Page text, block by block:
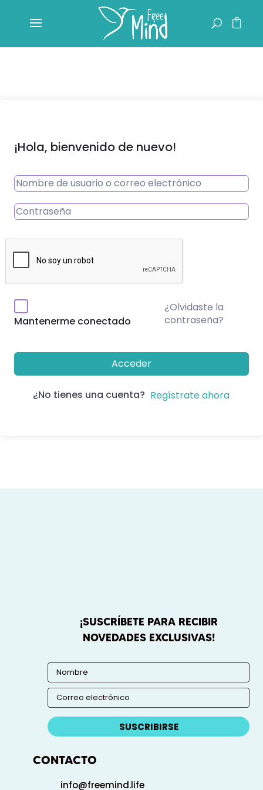
¡Hola, bienvenido de nuevo!
Mantenerme conectado
¿Olvidaste la
contraseña?
Acceder
¿No tienes una cuenta? Regístrate ahora
¡SUSCRÍBETE PARA RECIBIR
NOVEDADES EXCLUSIVAS!
SUSCRIBIRSE
CONTACTO
info@freemind.life